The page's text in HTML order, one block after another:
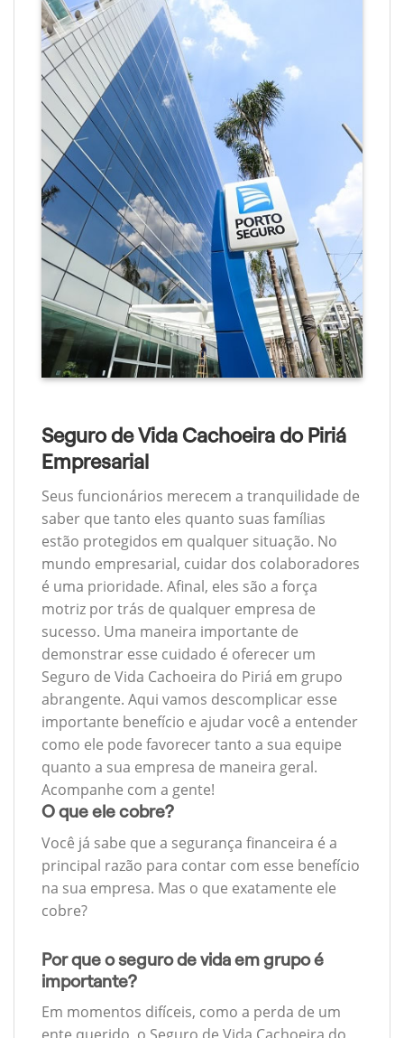
Seguro de Vida Cachoeira do Piriá
Empresarial
Seus funcionários merecem a tranquilidade de
saber que tanto eles quanto suas famílias
estão protegidos em qualquer situação. No
mundo empresarial, cuidar dos colaboradores
é uma prioridade. Afinal, eles são a força
motriz por trás de qualquer empresa de
sucesso. Uma maneira importante de
demonstrar esse cuidado é oferecer um
Seguro de Vida Cachoeira do Piriá em grupo
abrangente. Aqui vamos descomplicar esse
importante benefício e ajudar você a entender
como ele pode favorecer tanto a sua equipe
quanto a sua empresa de maneira geral.
Acompanhe com a gente!
O que ele cobre?
Você já sabe que a segurança financeira é a
principal razão para contar com esse benefício
na sua empresa. Mas o que exatamente ele
cobre?
Por que o seguro de vida em grupo é
importante?
Em momentos difíceis, como a perda de um